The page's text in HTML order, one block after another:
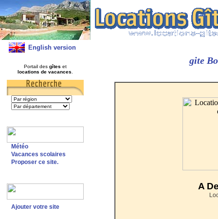
English version
Portail des gîtes et
locations de vacances
Météo
Vacances scolaires
Proposer ce site.
Ajouter votre site
gite
A